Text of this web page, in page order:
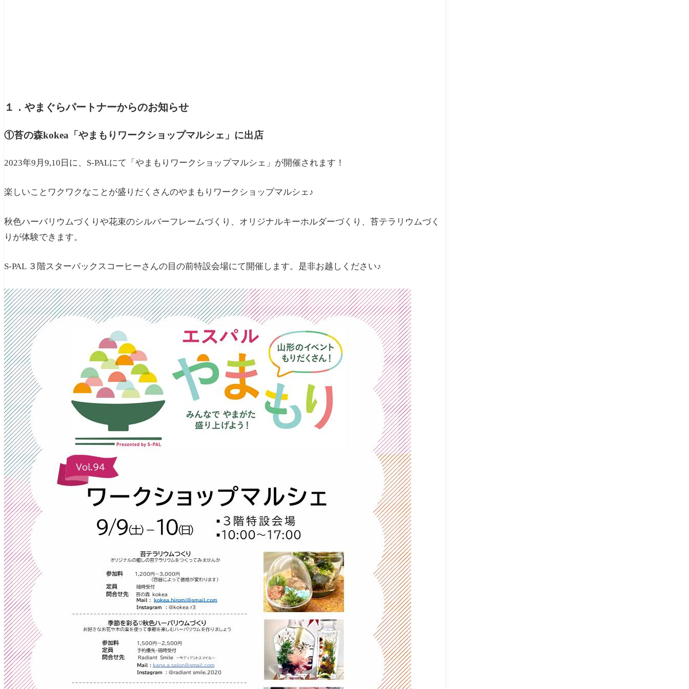
１．やまぐらパートナーからのお知らせ
①苔の森kokea「やまもりワークショップマルシェ」に出店
2023年9月9,10日に、S-PALにて「やまもりワークショップマルシェ」が開催されます！
楽しいことワクワクなことが盛りだくさんのやまもりワークショップマルシェ♪
秋色ハーバリウムづくりや花束のシルバーフレームづくり、オリジナルキーホルダーづくり、苔テラリウムづく
りが体験できます。
S-PAL ３階スターバックスコーヒーさんの目の前特設会場にて開催します。是非お越しください♪